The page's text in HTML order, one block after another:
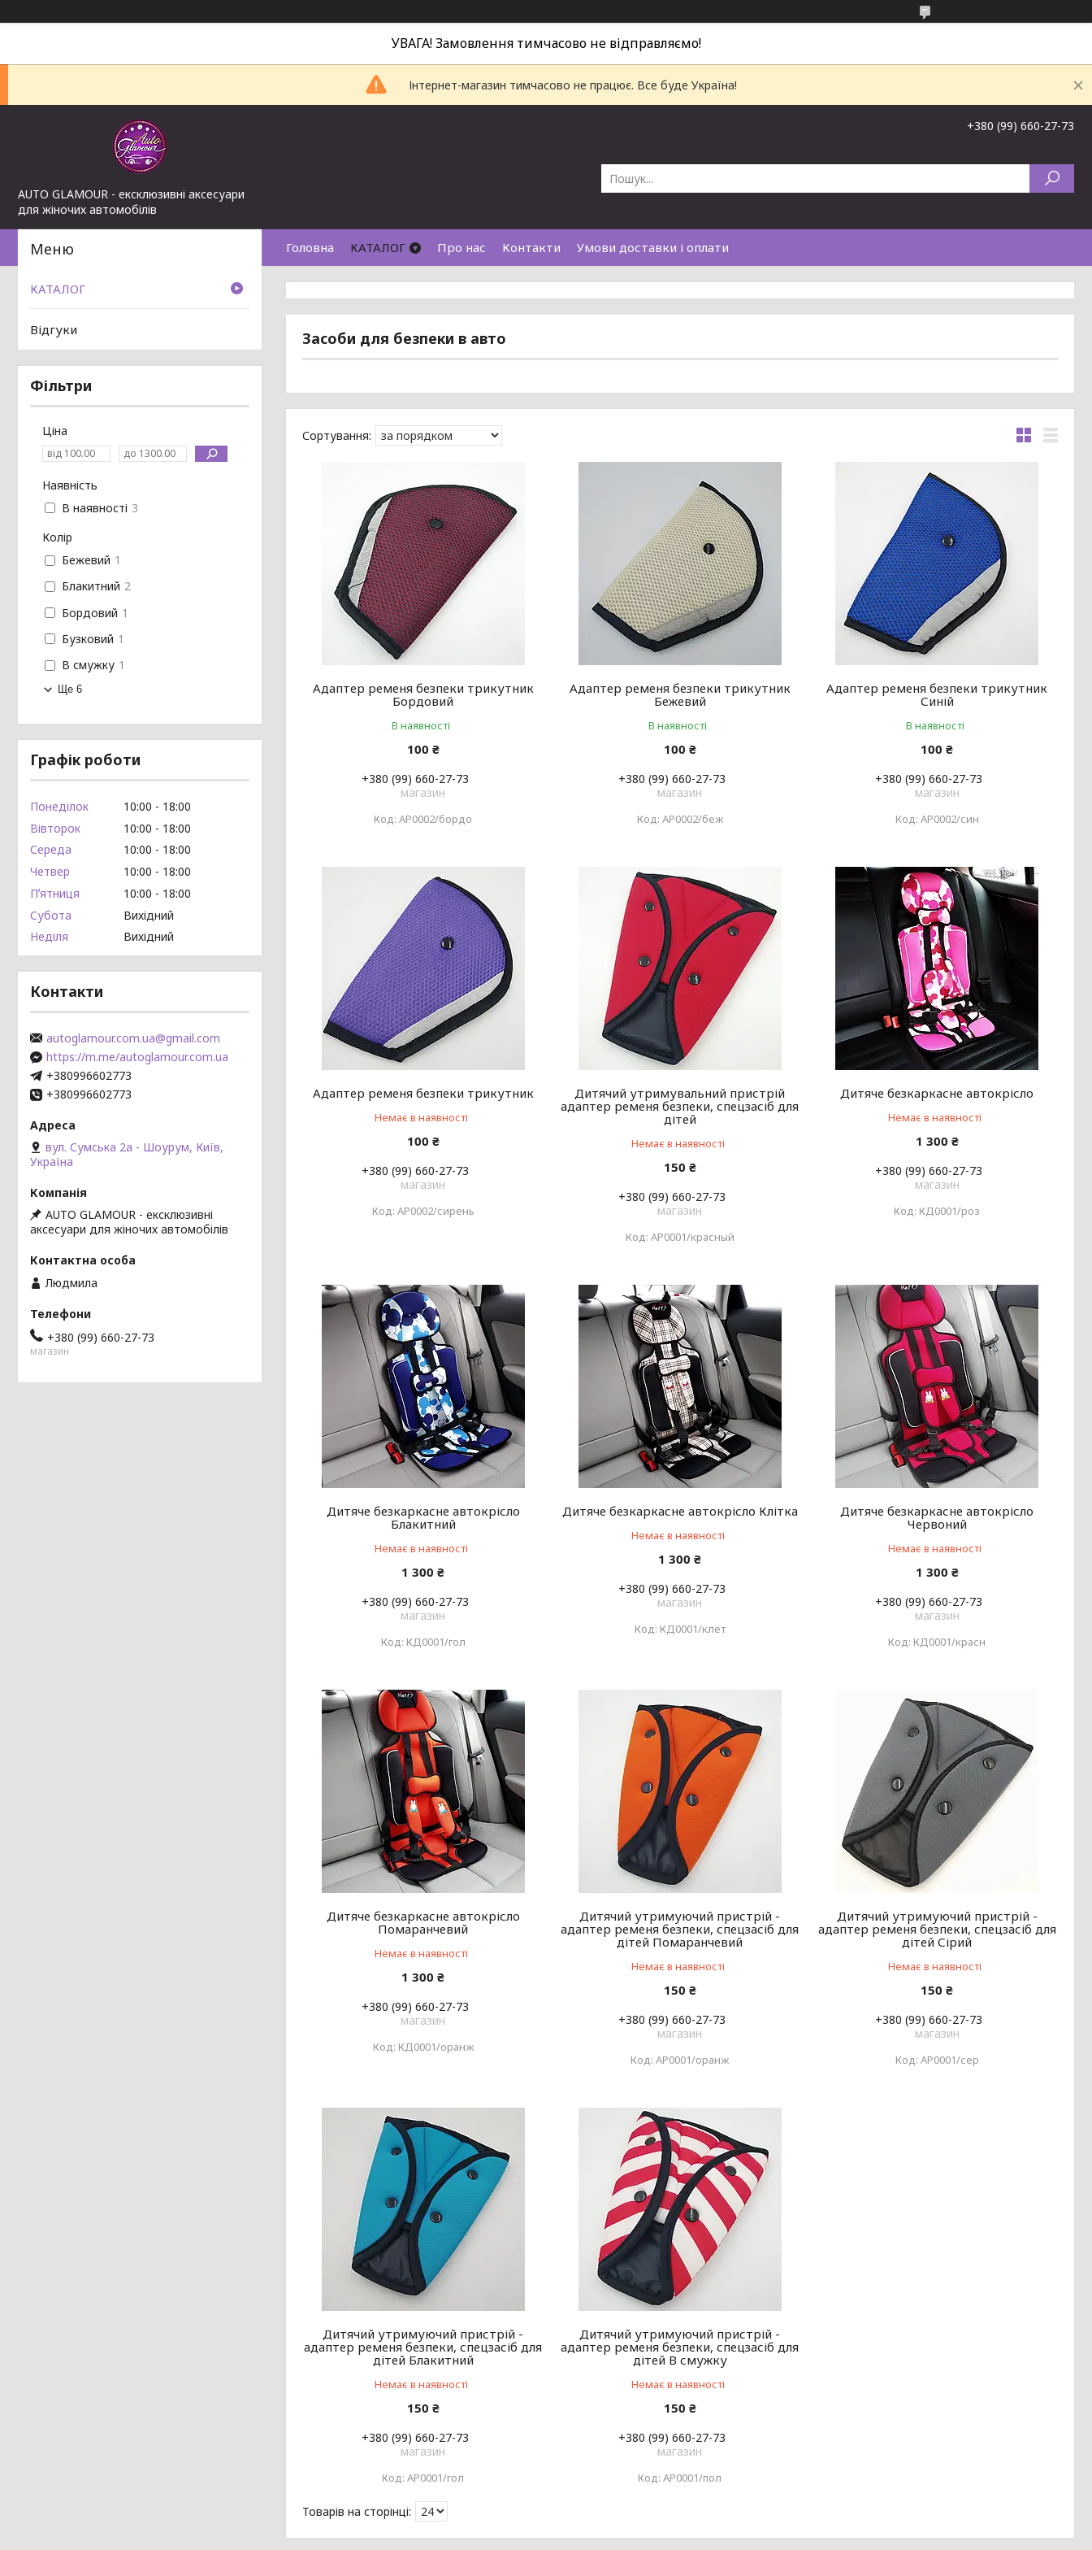
УВАГА! Замовлення тимчасово не відправляємо!
Інтернет-магазин тимчасово не працює. Все буде Україна!
AUTO GLAMOUR - ексклюзивні аксесуари
для жіночих автомобілів
+380 (99) 660-27-73
Головна КАТАЛОГ Про нас Контакти Умови доставки і оплати
Засоби для безпеки в авто
Адаптер ременя безпеки трикутник
Бордовий
В наявності
100 ₴
+380 (99) 660-27-73
магазин
АР0002/бордо
Адаптер ременя безпеки трикутник
Бежевий
В наявності
100 ₴
+380 (99) 660-27-73
магазин
АР0002/беж
Адаптер ременя безпеки трикутник
Синій
В наявності
100 ₴
+380 (99) 660-27-73
магазин
АР0002/син
Адаптер ременя безпеки трикутник
Немає в наявності
100 ₴
+380 (99) 660-27-73
магазин
АР0002/сирень
Дитячий утримувальний пристрій
адаптер ременя безпеки, спецзасіб для
дітей
Немає в наявності
150 ₴
+380 (99) 660-27-73
магазин
АР0001/красный
Дитяче безкаркасне автокрісло
Немає в наявності
1 300 ₴
+380 (99) 660-27-73
магазин
КД0001/роз
Дитяче безкаркасне автокрісло
Блакитний
Немає в наявності
1 300 ₴
+380 (99) 660-27-73
магазин
КД0001/гол
Дитяче безкаркасне автокрісло Клітка
Немає в наявності
1 300 ₴
+380 (99) 660-27-73
магазин
КД0001/клет
Дитяче безкаркасне автокрісло
Червоний
Немає в наявності
1 300 ₴
+380 (99) 660-27-73
магазин
КД0001/красн
Дитяче безкаркасне автокрісло
Помаранчевий
Немає в наявності
1 300 ₴
+380 (99) 660-27-73
магазин
КД0001/оранж
Дитячий утримуючий пристрій -
адаптер ременя безпеки, спецзасіб для
дітей Помаранчевий
Немає в наявності
150 ₴
+380 (99) 660-27-73
магазин
АР0001/оранж
Дитячий утримуючий пристрій -
адаптер ременя безпеки, спецзасіб для
дітей Сірий
Немає в наявності
150 ₴
+380 (99) 660-27-73
магазин
АР0001/сер
Дитячий утримуючий пристрій -
адаптер ременя безпеки, спецзасіб для
дітей Блакитний
Немає в наявності
150 ₴
+380 (99) 660-27-73
магазин
АР0001/гол
Дитячий утримуючий пристрій -
адаптер ременя безпеки, спецзасіб для
дітей В смужку
Немає в наявності
150 ₴
+380 (99) 660-27-73
магазин
АР0001/пол
КАТАЛОГ
Відгуки
Фільтри
Ціна
Наявність
В наявності 3
Колір
Бежевий 1
Блакитний 2
Бордовий 1
Бузковий 1
В смужку 1
Ще 6
Графік роботи
Понеділок 10:00
18:00
Вівторок
10:00
18:00
Середа
10:00
18:00
Четвер
10:00
18:00
Пʼятниця
10:00
18:00
Субота
Вихідний
Неділя
Вихідний
Контакти
autoglamour.com.ua@gmail.com
https://m.me/autoglamour.com.ua
+380996602773
+380996602773
вул. Сумська 2а - Шоурум, Київ,
Україна
AUTO GLAMOUR - ексклюзивні
аксесуари для жіночих автомобілів
Людмила
+380 (99) 660-27-73
магазин